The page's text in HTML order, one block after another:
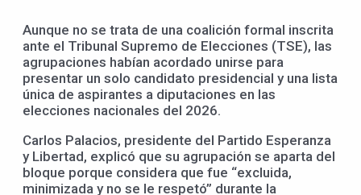
Aunque no se trata de una coalición formal inscrita
ante el Tribunal Supremo de Elecciones (TSE), las
agrupaciones habían acordado unirse para
presentar un solo candidato presidencial y una lista
única de aspirantes a diputaciones en las
elecciones nacionales del 2026.
Carlos Palacios, presidente del Partido Esperanza
y Libertad, explicó que su agrupación se aparta del
bloque porque considera que fue “excluida,
minimizada y no se le respetó” durante la